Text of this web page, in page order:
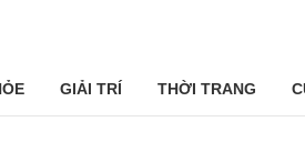
GIẢI TRÍ THỜI TRANG